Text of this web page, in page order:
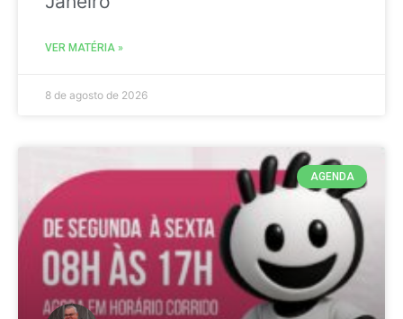
VER MATÉRIA »
8 de agosto de 2026
AGENDA